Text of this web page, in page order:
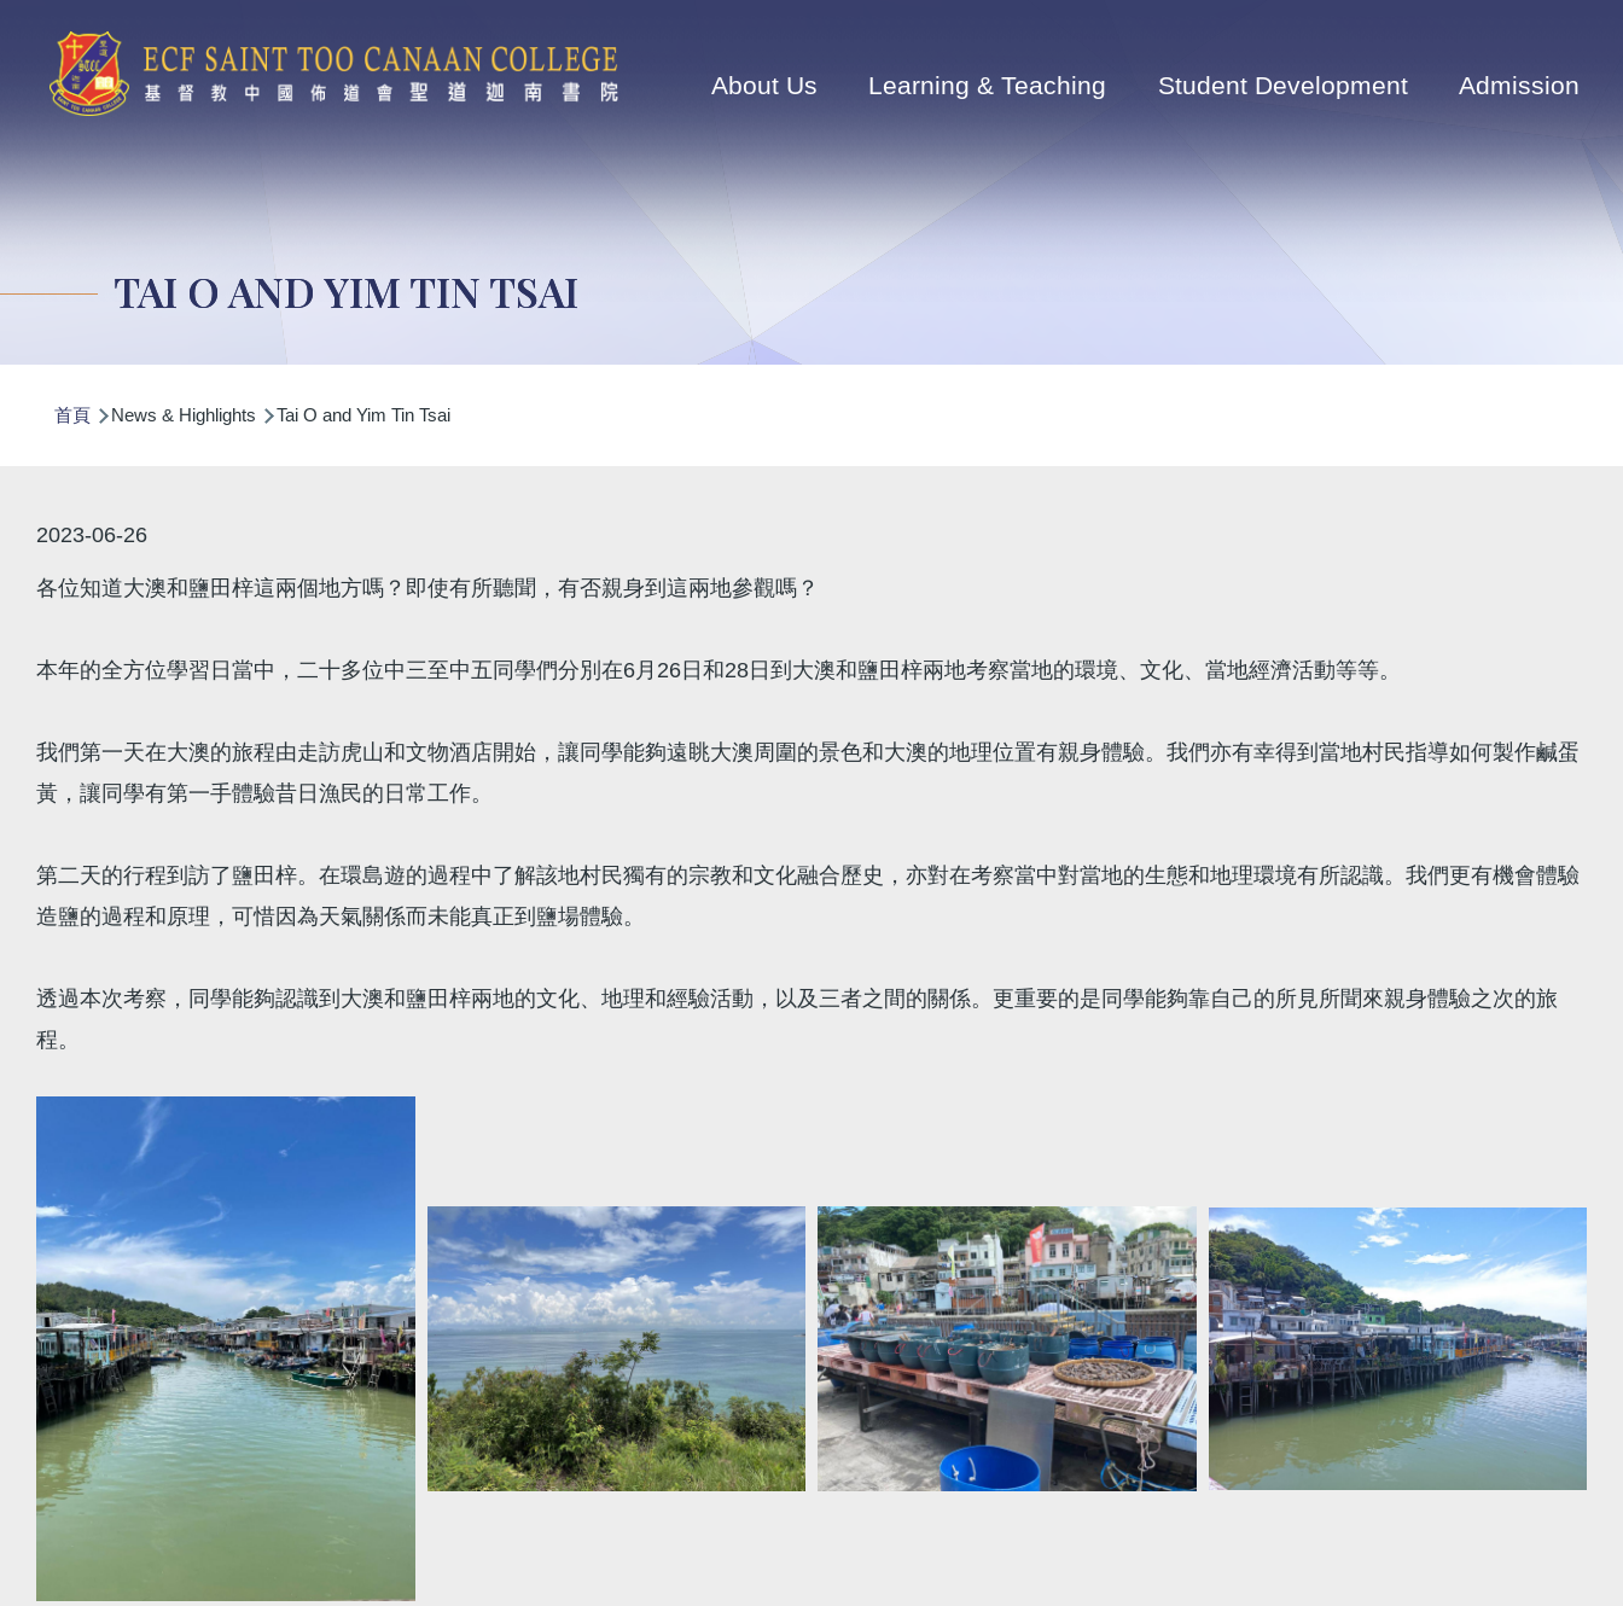
navigation
About Us Learning & Teaching Student Development Admission
TAI O AND YIM TIN TSAI
航
結
首頁 News & Highlights Tai O and Yim Tin Tsai
2023-06-26
各位知道大澳和鹽田梓這兩個地方嗎？即使有所聽聞，有否親身到這兩地參觀嗎？
本年的全方位學習日當中，二十多位中三至中五同學們分別在6月26日和28日到大澳和鹽田梓兩地考察當地的環境、文化、當地經濟活動等等。
我們第一天在大澳的旅程由走訪虎山和文物酒店開始，讓同學能夠遠眺大澳周圍的景色和大澳的地理位置有親身體驗。我們亦有幸得到當地村民指導如何製作鹹蛋
黃，讓同學有第一手體驗昔日漁民的日常工作。
第二天的行程到訪了鹽田梓。在環島遊的過程中了解該地村民獨有的宗教和文化融合歷史，亦對在考察當中對當地的生態和地理環境有所認識。我們更有機會體驗
造鹽的過程和原理，可惜因為天氣關係而未能真正到鹽場體驗。
透過本次考察，同學能夠認識到大澳和鹽田梓兩地的文化、地理和經驗活動，以及三者之間的關係。更重要的是同學能夠靠自己的所見所聞來親身體驗之次的旅
程。